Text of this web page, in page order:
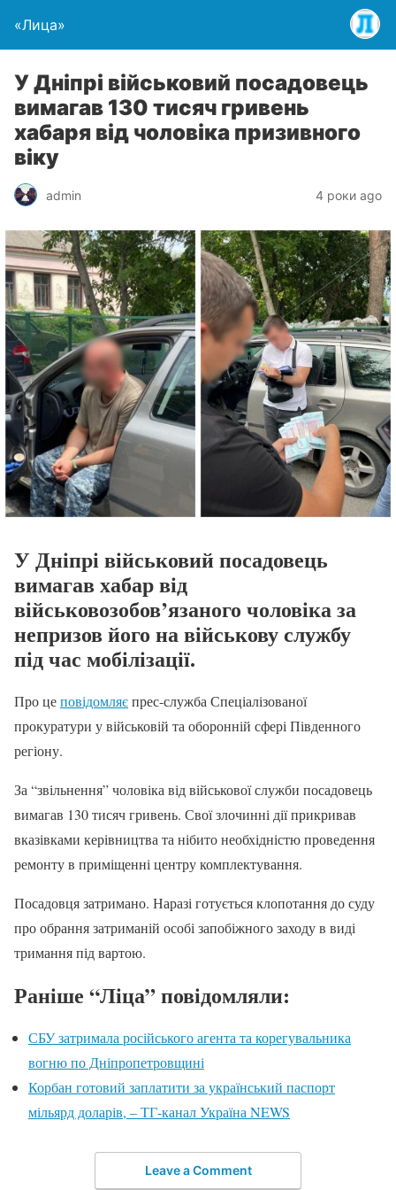
«Лица»
У Дніпрі військовий посадовець
вимагав 130 тисяч гривень
хабаря від чоловіка призивного
віку
admin 4 роки ago
У Дніпрі військовий посадовець
вимагав хабар від
військовозобов’язаного чоловіка за
непризов його на військову службу
під час мобілізації.
Про цеповідомляєпрес-служба Спеціалізованої
прокуратури у військовій та оборонній сфері Південного
регіону.
За “звільнення” чоловіка від військової служби посадовець
вимагав 130 тисяч гривень. Свої злочинні дії прикривав
вказівками керівництва та нібито необхідністю проведення
ремонту в приміщенні центру комплектування.
Посадовця затримано. Наразі готується клопотання до суду
про обрання затриманій особі запобіжного заходу в виді
тримання під вартою.
Раніше “Ліца” повідомляли:
СБУ затримала російського агента та корегувальника
вогню по Дніпропетровщині
Корбан готовий заплатити за український паспорт
мільярд доларів, – ТГ-канал Україна NEWS
Leave a Comment